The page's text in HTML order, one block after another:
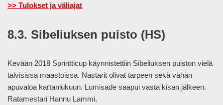
>> Tulokset ja väliajat
8.3. Sibeliuksen puisto (HS)
Kevään 2018 Sprintticup käynnistettiin Sibeliuksen puiston vielä
talvisissa maastoissa. Nastarit olivat tarpeen sekä vähän
apuvaloa kartanlukuun. Lumisade saapui vasta kisan jälkeen.
Ratamestari Hannu Lammi.